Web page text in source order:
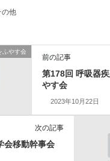
の他
ふやす会
前の記事
第178回 呼吸器
やす会
2023年10月22日
次の記事
会移動幹事会